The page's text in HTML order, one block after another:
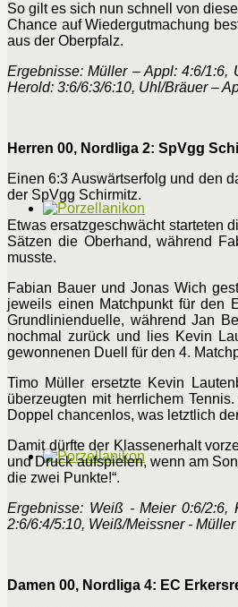
So gilt es sich nun schnell von
Chance auf Wiedergutmachung
aus der Oberpfalz.
Ergebnisse: Müller – Appl: 4:6/1:6,
Herold: 3:6/6:3/6:10, Uhl/Bräuer –
Herren 00, Nordliga 2: SpVgg
Einen 6:3 Auswärtserfolg und den
der SpVgg Schirmitz.
Etwas ersatzgeschwächt starteten
Sätzen die Oberhand, während
musste.
Fabian Bauer und Jonas Wich
jeweils einen Matchpunkt für den
Grundlinienduelle, während Jan
nochmal zurück und lies Kevin
gewonnenen Duell für den 4.
Timo Müller ersetzte Kevin
überzeugten mit herrlichem
Doppel chancenlos, was letztlich
Damit dürfte der Klassenerhalt
und Druck aufspielen, wenn am
die zwei Punkte!“.
Ergebnisse: Weiß - Meier 0:6/2:6,
2:6/6:4/5:10, Weiß/Meissner -
Damen 00, Nordliga 4: EC